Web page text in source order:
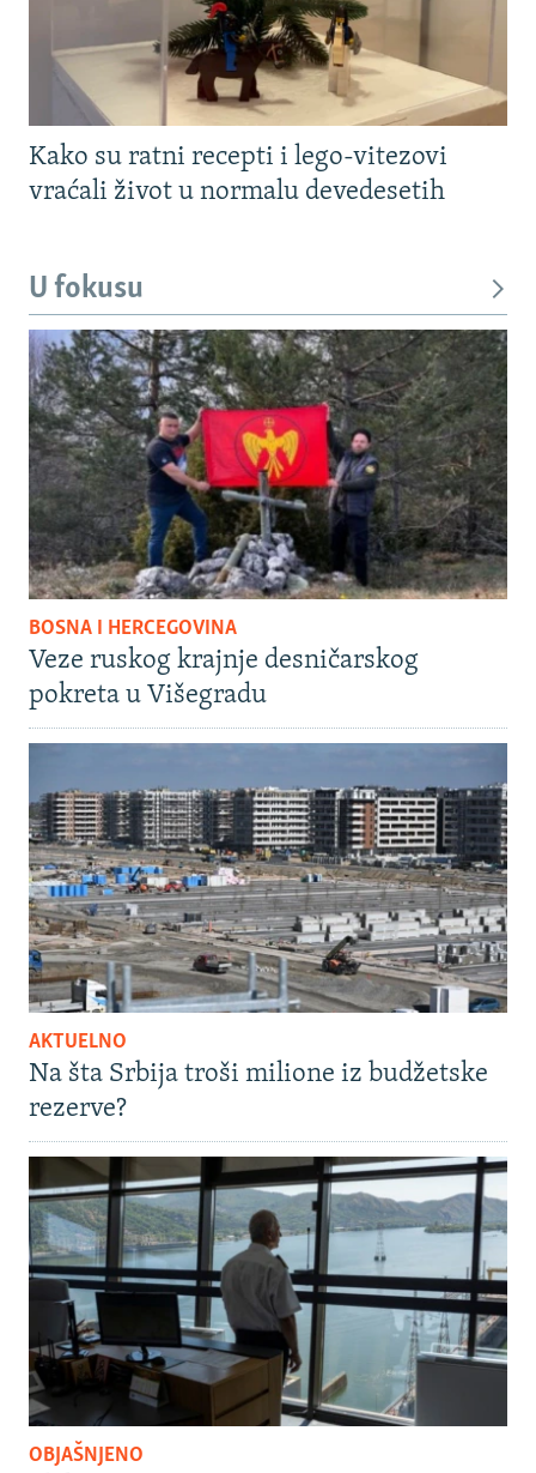
Kako su ratni recepti i lego-vitezovi
vraćali život u normalu devedesetih
U fokusu
BOSNA I HERCEGOVINA
Veze ruskog krajnje desničarskog
pokreta u Višegradu
AKTUELNO
Na šta Srbija troši milione iz budžetske
rezerve?
OBJAŠNJENO